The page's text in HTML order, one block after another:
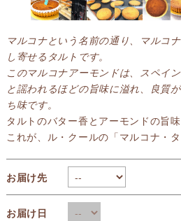
マルコナという名前の通り、マルコ
し寄せるタルトです。
このマルコナアーモンドは、スペイ
と謡われるほどの旨味に溢れ、良質
ち味です。
タルトのバター香とアーモンドの旨
これが、ル・クールの「マルコナ・タ
お届け先
お届け日